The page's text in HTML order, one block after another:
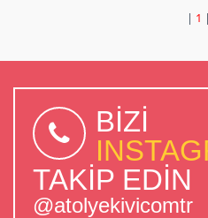
| 1 |
BİZİ
TAKİP EDİN
@atolyekivicomtr